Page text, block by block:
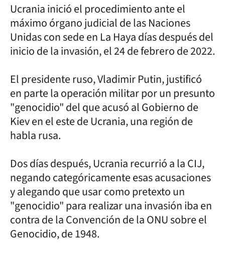
Ucrania inició el procedimiento ante el
máximo órgano judicial de las Naciones
Unidas con sede en La Haya días después del
inicio de la invasión, el 24 de febrero de 2022.
El presidente ruso, Vladimir Putin, justificó
en parte la operación militar por un presunto
"genocidio" del que acusó al Gobierno de
Kiev en el este de Ucrania, una región de
habla rusa.
Dos días después, Ucrania recurrió a la CIJ,
negando categóricamente esas acusaciones
y alegando que usar como pretexto un
"genocidio" para realizar una invasión iba en
contra de la Convención de la ONU sobre el
Genocidio, de 1948.